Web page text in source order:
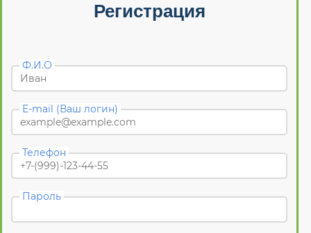
Регистрация
Ф.И.О
E-mail (Ваш логин)
Телефон
Пароль